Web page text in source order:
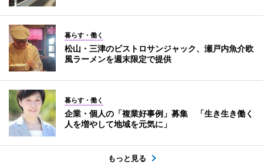
暮らす・働く
松山・三津のビストロサンジャック、瀬戸内魚介欧
風ラーメンを週末限定で提供
暮らす・働く
企業・個人の「複業好事例」募集 「生き生き働く
人を増やして地域を元気に」
もっと見る